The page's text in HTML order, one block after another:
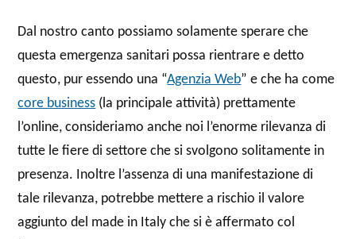
Dal nostro canto possiamo solamente sperare che
questa emergenza sanitari possa rientrare e detto
questo, pur essendo una “Agenzia Web” e che ha come
core business (la principale attività) prettamente
l’online, consideriamo anche noi l’enorme rilevanza di
tutte le fiere di settore che si svolgono solitamente in
presenza. Inoltre l’assenza di una manifestazione di
tale rilevanza, potrebbe mettere a rischio il valore
aggiunto del made in Italy che si è affermato col